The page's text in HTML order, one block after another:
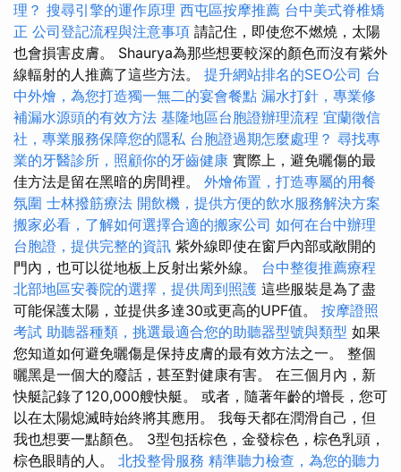
理？ 搜尋引擎的運作原理 西屯區按摩推薦 台中美式脊椎矯
正 公司登記流程與注意事項 請記住，即使您不燃燒，太陽
也會損害皮膚。 Shaurya為那些想要較深的顏色而沒有紫外
線輻射的人推薦了這些方法。 提升網站排名的SEO公司 台
中外燴，為您打造獨一無二的宴會餐點 漏水打針，專業修
補漏水源頭的有效方法 基隆地區台胞證辦理流程 宜蘭徵信
社，專業服務保障您的隱私 台胞證過期怎麼處理？ 尋找專
業的牙醫診所，照顧你的牙齒健康 實際上，避免曬傷的最
佳方法是留在黑暗的房間裡。 外燴佈置，打造專屬的用餐
氛圍 士林撥筋療法 開飲機，提供方便的飲水服務解決方案
搬家必看，了解如何選擇合適的搬家公司 如何在台中辦理
台胞證，提供完整的資訊 紫外線即使在窗戶內部或敞開的
門內，也可以從地板上反射出紫外線。 台中整復推薦療程
北部地區安養院的選擇，提供周到照護 這些服裝是為了盡
可能保護太陽，並提供多達30或更高的UPF值。 按摩證照
考試 助聽器種類，挑選最適合您的助聽器型號與類型 如果
您知道如何避免曬傷是保持皮膚的最有效方法之一。 整個
曬黑是一個大的廢話，甚至對健康有害。 在三個月內，新
快艇記錄了120,000艘快艇。 或者，隨著年齡的增長，您可
以在太陽熄滅時始終將其應用。 我每天都在潤滑自己，但
我也想要一點顏色。 3型包括棕色，金發棕色，棕色乳頭，
棕色眼睛的人。 北投整骨服務 精準聽力檢查，為您的聽力